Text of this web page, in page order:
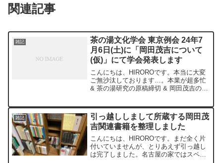
関連記事
雑記
茶の湯文化学会 東京例会 24年7
月6日(土)に「岡田茂吉について
(仮)」にて学会発表します
こんにちは、HIROROです。本当に大変
ご無沙汰しております…。本業が超多忙
& 茶の湯研究の原稿締切 & 岡田茂吉の新
でございます。タイトルの通り、7月6日
に学会発...
雑記
引っ越ししまして所蔵する岡田茂
吉関連書籍を整理しました
こんにちは、HIROROです。まだ全く片
付いていませんが、とりあえず引っ越し
は完了しました。名古屋の家ではスペー